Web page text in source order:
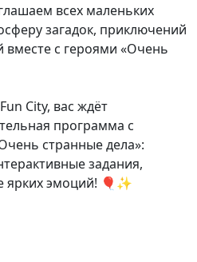
всех маленьких
загадок, приключений
вместе с героями «Очень
City, вас ждёт
программа с
странные дела»:
задания,
ярких эмоций! 🎈✨